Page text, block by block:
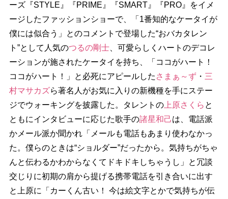
ーズ『STYLE』『PRIME』『SMART』『PRO』をイメ
ージしたファッションショーで、「1番知的なケータイが
僕には似合う」とのコメントで登場した“おバカタレン
ト”として人気のつるの剛士、可愛らしくハートのデコレ
ーションが施されたケータイを持ち、「ココがハート！
ココがハート！」と必死にアピールした さまぁ～ず・ 三
村マサカズら著名人がお気に入りの新機種を手にステー
ジでウォーキングを披露した。タレントの上原さくら と
ともにインタビューに応じた歌手の諸星和己は、電話派
かメール派か聞かれ「メールも電話もあまり使わなかっ
た。僕らのときは“ショルダー”だったから。気持ちがちゃ
んと伝わるかわからなくてドキドキしちゃうし」と冗談
交じりに初期の肩から提げる携帯電話を引き合いに出す
と上原に「カーくん古い！ 今は絵文字とかで気持ちが伝